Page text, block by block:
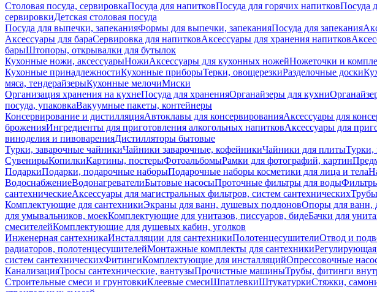
Столовая посуда, сервировкаПосуда для напитковПосуда для горячих напитковПосуда
сервировкиДетская столовая посуда
Посуда для выпечки, запеканияФормы для выпечки, запеканияПосуда для запекания
Аксессуары для бараСервировка для напитковАксессуары для хранения напитков
барыШтопоры, открывалки для бутылок
Кухонные ножи, аксессуарыНожиАксессуары для кухонных ножейНожеточки и
Кухонные принадлежностиКухонные приборыТерки, овощерезкиРазделочные доски
мяса, тендерайзерыКухонные мелочиМиски
Организация хранения на кухнеПосуда для храненияОрганайзеры для кухни
посуда, упаковкаВакуумные пакеты, контейнеры
Консервирование и дистилляцияАвтоклавы для консервированияАксессуары для
броженияИнгредиенты для приготовления алкогольных напитковАксессуары для
виноделия и пивоваренияДистилляторы бытовые
Турки, заварочные чайникиЧайники заварочные, кофейникиЧайники для плитыТурки,
СувенирыКопилкиКартины, постерыФотоальбомыРамки для фотографий, картин
ПодаркиПодарки, подарочные наборыПодарочные наборы косметики для лица и тела
ВодоснабжениеВодонагревателиБытовые насосыПроточные фильтры для воды
сантехническиеАксессуары для магистральных фильтров, систем сантехнических
Комплектующие для сантехникиЭкраны для ванн, душевых поддоновОпоры для ванн,
для умывальников, моекКомплектующие для унитазов, писсуаров, бидеБачки для
смесителейКомплектующие для душевых кабин, уголков
Инженерная сантехникаИнсталляции для сантехникиПолотенцесушителиОтвод и
радиаторов, полотенцесушителейМонтажные комплекты для сантехникиРегулирующая
систем сантехническихФитингиКомплектующие для инсталляцийОпрессовочные
КанализацияТросы сантехнические, вантузыПрочистные машиныТрубы, фитинги
Строительные смеси и грунтовкиКлеевые смесиШпатлевкиШтукатуркиСтяжки,